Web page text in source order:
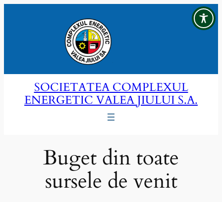
SOCIETATEA COMPLEXUL
ENERGETIC VALEA JIULUI S.A.
Buget din toate
sursele de venit